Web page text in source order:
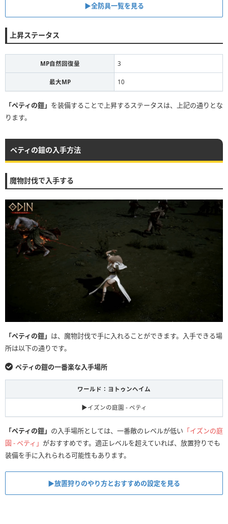
▶全防具一覧を見る
上昇ステータス
MP自然回復量 3
最大MP 10
「ペティの鎧」 を装備することで上昇するステータスは、上記の通りとな
ります。
ペティの鎧の入手方法
魔物討伐で入手する
「ペティの鎧」 は、魔物討伐で手に入れることができます。入手できる場
所は以下の通りです。
ペティの鎧の一番楽な入手場所
ワールド：ヨトゥンヘイム
▶イズンの庭園 - ペティ
「ペティの鎧」 の入手場所としては、一番敵のレベルが低い 「イズンの庭
園 - ペティ」 がおすすめです。適正レベルを超えていれば、放置狩りでも
装備を手に入れられる可能性もあります。
▶放置狩りのやり方とおすすめの設定を見る